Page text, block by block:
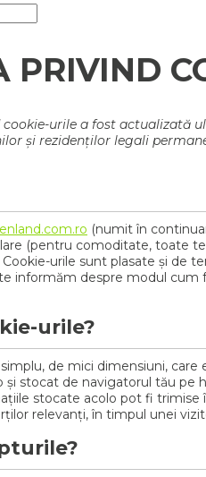
PRIVIND
urile a fost actualizată
și rezidenților legali
(numit în
(pentru comoditate, toate
Cookie-urile sunt plasate și de
informăm despre modul cum
urile?
de mici dimensiuni,
și stocat de navigatorul tău pe
stocate acolo pot fi trimise
relevanți, în timpul unei